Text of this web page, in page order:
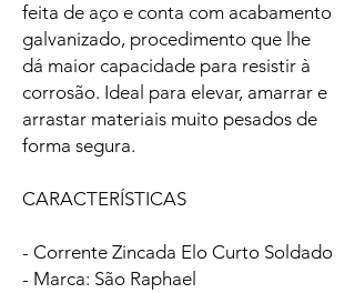
feita de aço e conta com acabamento
galvanizado, procedimento que lhe
dá maior capacidade para resistir à
corrosão. Ideal para elevar, amarrar e
arrastar materiais muito pesados de
forma segura.
CARACTERÍSTICAS
- Corrente Zincada Elo Curto Soldado
- Marca: São Raphael